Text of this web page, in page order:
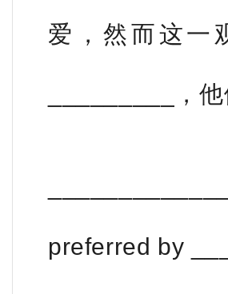
爱，然而这一
_________，
preferred by